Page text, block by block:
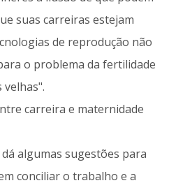
suas carreiras estejam
de reprodução não
o problema da fertilidade
velhas".
carreira e maternidade
algumas sugestões para
conciliar o trabalho e a